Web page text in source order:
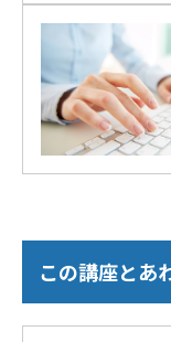
この講座とあ